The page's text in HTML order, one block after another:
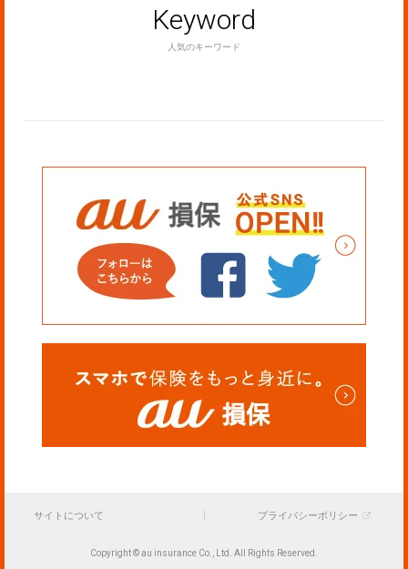
Keyword
人気のキーワード
サイトについて プライバシーポリシー
Copyright © au insurance Co., Ltd. All Rights Reserved.